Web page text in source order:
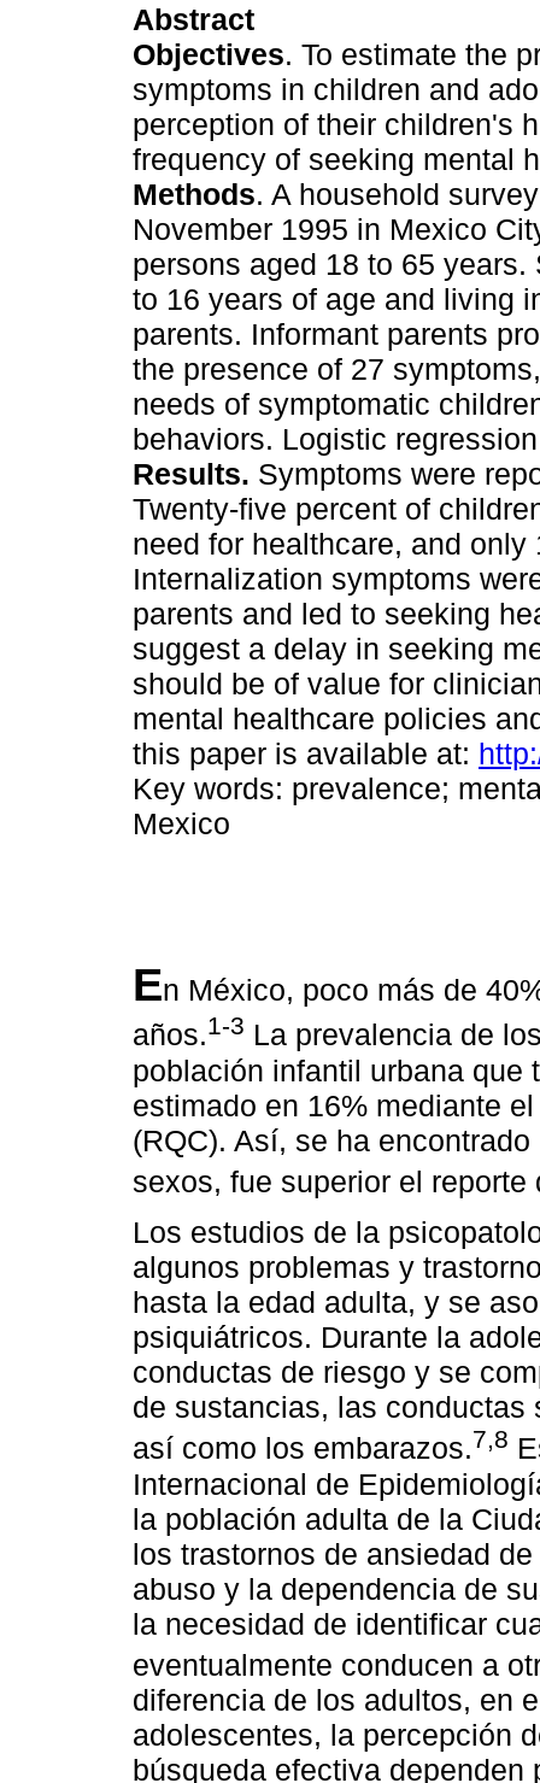
Abstract
Objectives. To estimate the
symptoms in children and
perception of their children's
frequency of seeking mental
Methods. A household
November 1995 in Mexico
persons aged 18 to 65
to 16 years of age and living
parents. Informant parents
the presence of 27
needs of symptomatic
behaviors. Logistic
Results. Symptoms were
Twenty-five percent of
need for healthcare, and
Internalization symptoms
parents and led to seeking
suggest a delay in seeking
should be of value for
mental healthcare policies
this paper is available at:
Key words: prevalence;
Mexico
En México, poco más de
años.1-3 La prevalencia de
población infantil urbana que
estimado en 16% mediante
(RQC). Así, se ha
sexos, fue superior el reporte
Los estudios de la
algunos problemas y
hasta la edad adulta, y se
psiquiátricos. Durante la
conductas de riesgo y se
de sustancias, las
así como los embarazos.7,8
Internacional de
la población adulta de la
los trastornos de ansiedad
abuso y la dependencia de
la necesidad de identificar
eventualmente conducen a
diferencia de los adultos, en
adolescentes, la percepción
búsqueda efectiva